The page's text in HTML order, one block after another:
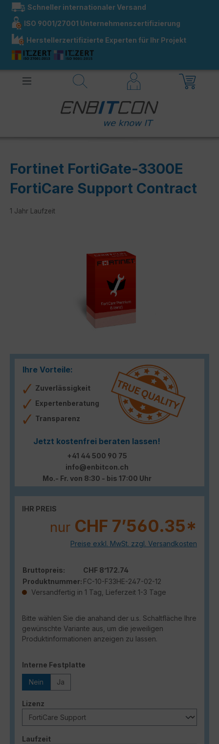
springen
Schneller internationaler Versand
ISO 9001/27001 Unternehmenszertifizierung
Herstellerzertifizierte Experten für Ihr Projekt
Fortinet FortiGate-3300E
FortiCare Support Contract
1 Jahr Laufzeit
Ihre Vorteile:
Zuverlässigkeit
Expertenberatung
Transparenz
Jetzt kostenfrei beraten lassen!
+41 44 500 90 75
info@enbitcon.ch
Mo.- Fr. von 8:30 - bis 17:00 Uhr
IHR PREIS
nur CHF 7’560.35*
Preise exkl. MwSt. zzgl. Versandkosten
Bruttopreis:
CHF 8’172.74
Produktnummer: FC-10-F33HE-247-02-12
Versandfertig in 1 Tag, Lieferzeit 1-3 Tage
Bitte wählen Sie die anahand der u.s. Schaltfläche Ihre
gewünschte Variante aus, um die jeweiligen
Produktinformationen anzeigen zu lassen.
Interne Festplatte
Nein Ja
Lizenz
Laufzeitauswählen